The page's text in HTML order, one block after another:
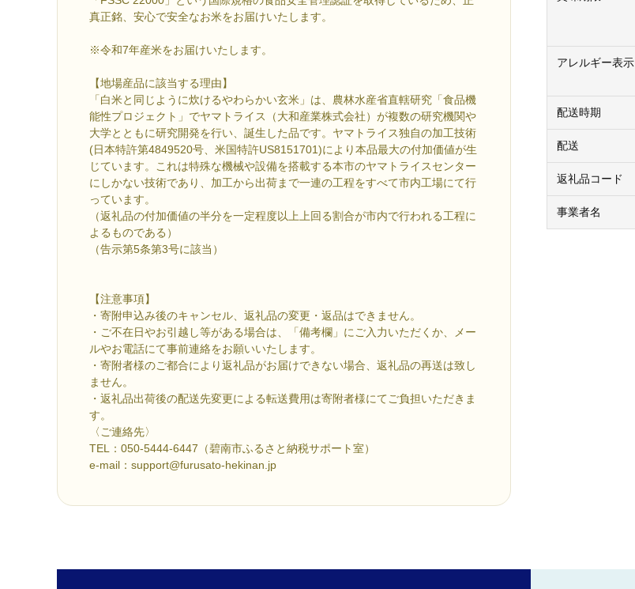
真正銘、安心で安全なお米をお届けいたします。
※令和7年産米をお届けいたします。
【地場産品に該当する理由】
「白米と同じように炊けるやわらかい玄米」は、農林水産省直轄研究「食品機
能性プロジェクト」でヤマトライス（大和産業株式会社）が複数の研究機関や
大学とともに研究開発を行い、誕生した品です。ヤマトライス独自の加工技術
(日本特許第4849520号、米国特許US8151701)により本品最大の付加価値が生
じています。これは特殊な機械や設備を搭載する本市のヤマトライスセンター
にしかない技術であり、加工から出荷まで一連の工程をすべて市内工場にて行
っています。
（返礼品の付加価値の半分を一定程度以上上回る割合が市内で行われる工程に
よるものである）
（告示第5条第3号に該当）
【注意事項】
・寄附申込み後のキャンセル、返礼品の変更・返品はできません。
・ご不在日やお引越し等がある場合は、「備考欄」にご入力いただくか、メー
ルやお電話にて事前連絡をお願いいたします。
・寄附者様のご都合により返礼品がお届けできない場合、返礼品の再送は致し
ません。
・返礼品出荷後の配送先変更による転送費用は寄附者様にてご負担いただきま
す。
〈ご連絡先〉
TEL：050-5444-6447（碧南市ふるさと納税サポート室）
e-mail：support@furusato-hekinan.jp
アレルギー表示
配送時期
配送
返礼品コード
事業者名